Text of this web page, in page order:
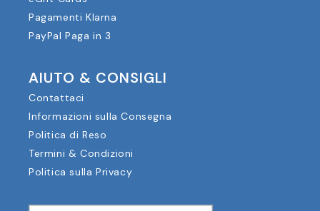
Pagamenti Klarna
PayPal Paga in 3
AIUTO & CONSIGLI
Contattaci
Informazioni sulla Consegna
Politica di Reso
Termini & Condizioni
Politica sulla Privacy